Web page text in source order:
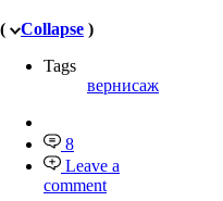
( Collapse )
Tags
вернисаж
8
Leave a
comment